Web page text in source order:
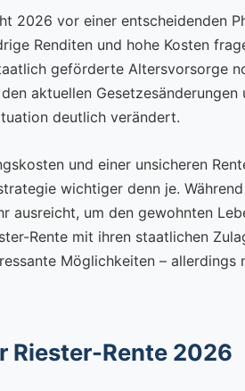
2026 vor einer entscheidenden
Renditen und hohe Kosten
geförderte Altersvorsorge
aktuellen Gesetzesänderungen
deutlich verändert.
und einer unsicheren
wichtiger denn je.
ausreicht, um den gewohnten
Rente mit ihren staatlichen
Möglichkeiten – allerdings
Riester-Rente 2026